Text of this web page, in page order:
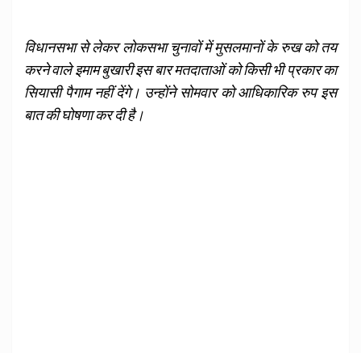
विधानसभा से लेकर लोकसभा चुनावों में मुसलमानों के रुख को तय
करने वाले इमाम बुखारी इस बार मतदाताओं को किसी भी प्रकार का
सियासी पैगाम नहीं देंगे। उन्होंने सोमवार को आधिकारिक रुप इस
बात की घोषणा कर दी है।